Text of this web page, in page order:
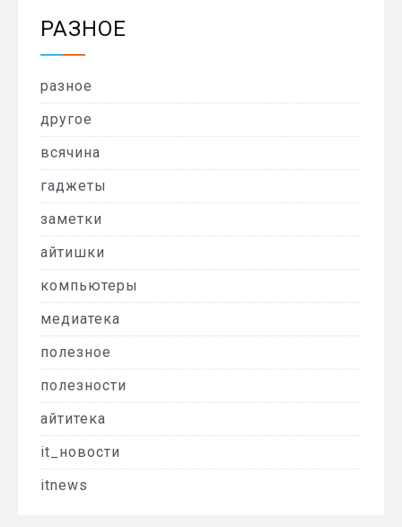
РАЗНОЕ
разное
другое
всячина
гаджеты
заметки
айтишки
компьютеры
медиатека
полезное
полезности
айтитека
it_новости
itnews